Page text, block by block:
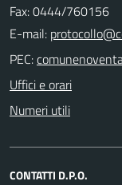
Fax: 0444/760156
E-mail:
PEC:
Uffici e orari
Numeri utili
CONTATTI D.P.O.